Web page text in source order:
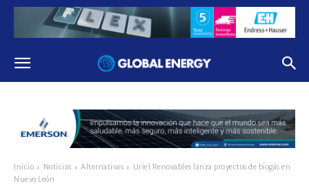
Inicio Noticias Alternativas
Uriel Renovables lanza proyectos de biogás en
Nuevo León